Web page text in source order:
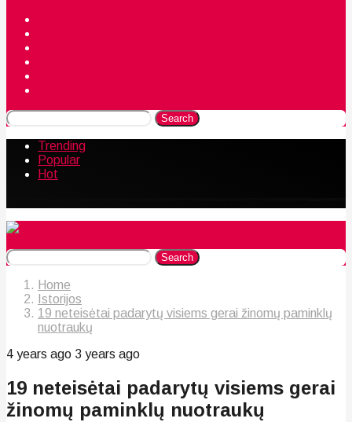
Search
Trending
Popular
Hot
Search
Home
Istorijos
19 neteisėtai padarytų visiems gerai žinomų paminklų
nuotraukų
4 years ago 3 years ago
19 neteisėtai padarytų visiems gerai
žinomų paminklų nuotraukų